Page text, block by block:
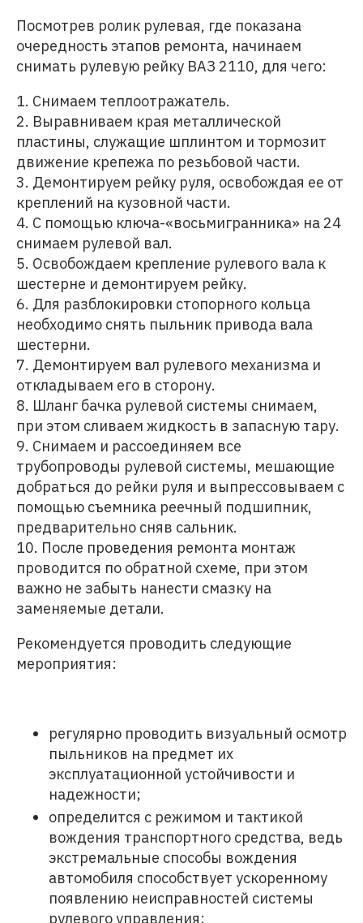
Посмотрев ролик рулевая, где показана
очередность этапов ремонта, начинаем
снимать рулевую рейку ВАЗ 2110, для чего:
1. Снимаем теплоотражатель.
2. Выравниваем края металлической
пластины, служащие шплинтом и тормозит
движение крепежа по резьбовой части.
3. Демонтируем рейку руля, освобождая ее от
креплений на кузовной части.
4. С помощью ключа-«восьмигранника» на 24
снимаем рулевой вал.
5. Освобождаем крепление рулевого вала к
шестерне и демонтируем рейку.
6. Для разблокировки стопорного кольца
необходимо снять пыльник привода вала
шестерни.
7. Демонтируем вал рулевого механизма и
откладываем его в сторону.
8. Шланг бачка рулевой системы снимаем,
при этом сливаем жидкость в запасную тару.
9. Снимаем и рассоединяем все
трубопроводы рулевой системы, мешающие
добраться до рейки руля и выпрессовываем с
помощью съемника реечный подшипник,
предварительно сняв сальник.
10. После проведения ремонта монтаж
проводится по обратной схеме, при этом
важно не забыть нанести смазку на
заменяемые детали.
Рекомендуется проводить следующие
мероприятия:
регулярно проводить визуальный осмотр
пыльников на предмет их
эксплуатационной устойчивости и
надежности;
определится с режимом и тактикой
вождения транспортного средства, ведь
экстремальные способы вождения
автомобиля способствует ускоренному
появлению неисправностей системы
рулевого управления;